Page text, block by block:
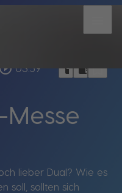
play_circle_outline 03:59 headphoneschrome_reader_modebookmark_border
lieber Dual? Wie es
soll, sollten sich